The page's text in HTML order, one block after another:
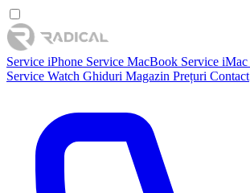
Service iPhone Service MacBook Service iMac
Service Watch Ghiduri Magazin Prețuri Contact